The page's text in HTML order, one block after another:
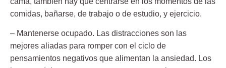
comidas, bañarse, de trabajo o de estudio, y ejercicio.
– Mantenerse ocupado. Las distracciones son las
mejores aliadas para romper con el ciclo de
pensamientos negativos que alimentan la ansiedad. Los